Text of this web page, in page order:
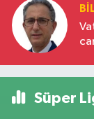
Süper